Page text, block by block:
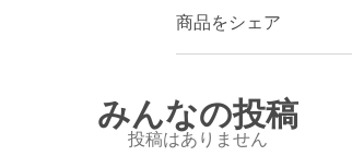
商品をシェア
みんなの投稿
投稿はありません